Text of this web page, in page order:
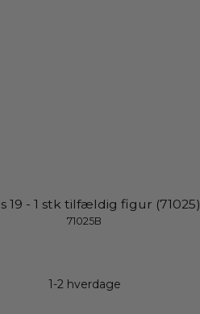
19 - 1 stk tilfældig figur (71025)
71025B
1-2 hverdage